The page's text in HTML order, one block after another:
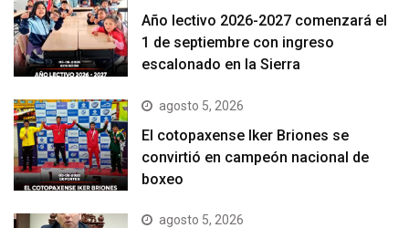
Año lectivo 2026-2027 comenzará el
1 de septiembre con ingreso
escalonado en la Sierra
agosto 5, 2026
El cotopaxense Iker Briones se
convirtió en campeón nacional de
boxeo
agosto 5, 2026